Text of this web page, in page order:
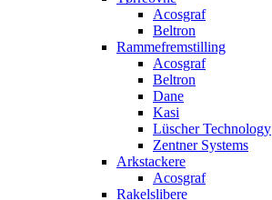
Acosgraf
Beltron
Rammefremstilling
Acosgraf
Beltron
Dane
Kasi
Lüscher Technology
Zentner Systems
Arkstackere
Acosgraf
Rakelslibere